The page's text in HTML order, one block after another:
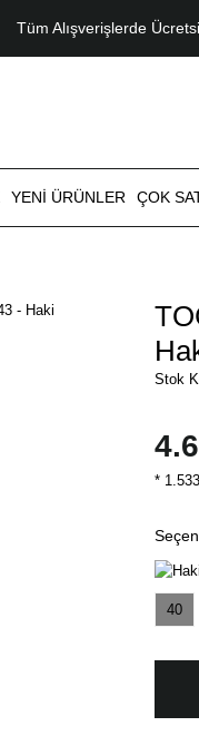
Tüm Alışverişlerde
YENİ ÜRÜNLER ÇOK
Stok
*
40